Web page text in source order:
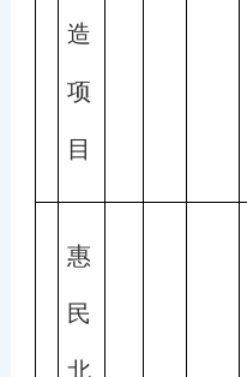
造
项
目
惠
民
北